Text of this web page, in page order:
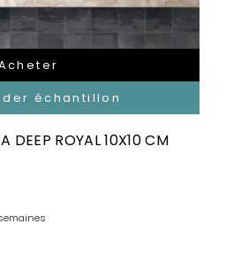
échantillon
DEEP ROYAL 10X10 CM